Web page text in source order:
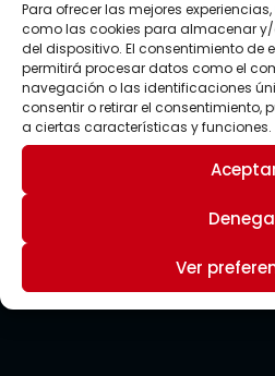
Para ofrecer las mejores
como las cookies para almacenar
del dispositivo. El consentimiento de
permitirá procesar datos como el
navegación o las identificaciones
consentir o retirar el consentimiento,
a ciertas características y funciones.
Ver